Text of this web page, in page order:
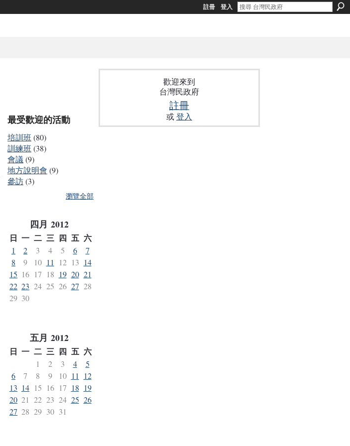
註冊 登入
最受歡迎的活動
培訓班 (80)
訓練班 (38)
會議 (9)
地方說明會 (9)
參訪(3)
瀏覽全部
四月 2012
日 一 二 三 四 五 六
1 2 3 4 5 6
7
8
9 10 11 12 13 14
15 16 17 18 19 20 21
22 23 24 25 26 27 28
29 30
五月 2012
日 一 二 三 四 五 六
1 2 3 4
5
6
7 8 9 10 11
12
13 14 15 16 17 18 19
20 21 22 23 24 25 26
27 28 29 30 31
歡迎來到
台灣民政府
註冊
或登入